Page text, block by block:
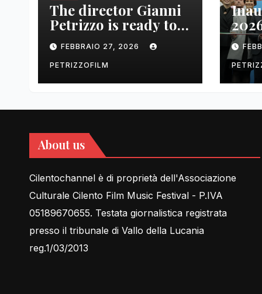
The director Gianni
Petrizzo is ready to
tell Lessons in Love
FEBBRAIO 27, 2026
PETRIZZOFILM
About us
Cilentochannel è di proprietà dell'Associazione
Culturale Cilento Film Music Festival - P.IVA
05189670655. Testata giornalistica registrata
presso il tribunale di Vallo della Lucania
reg.1/03/2013